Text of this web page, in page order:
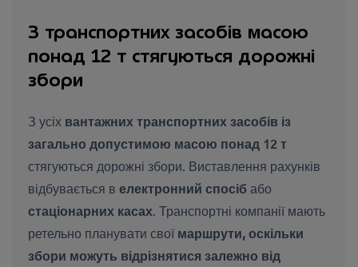
З транспортних засобів масою
понад 12 т стягуються дорожні
збори
З усіх вантажних транспортних засобів із
загально допустимою масою понад 12 т
стягуються дорожні збори. Виставлення рахунків
відбувається в електронний спосіб або
стаціонарних касах. Транспортні компанії мають
ретельно планувати свої маршрути, оскільки
збори можуть відрізнятися залежно від